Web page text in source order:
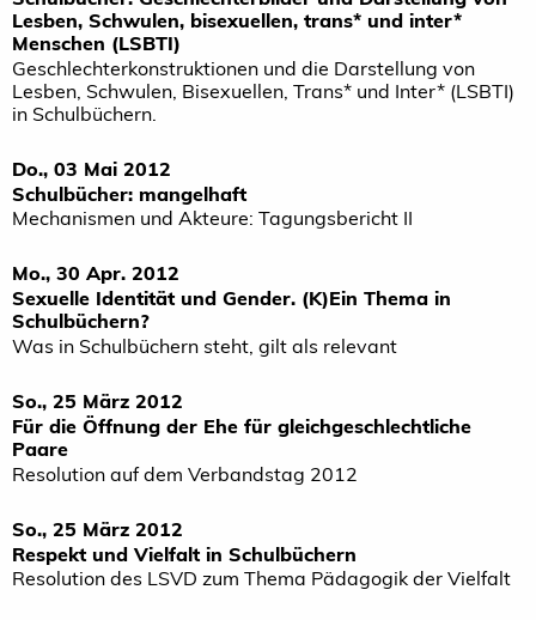
Lesben, Schwulen, bisexuellen, trans* und inter*
Menschen (LSBTI)
Geschlechterkonstruktionen und die Darstellung von
Lesben, Schwulen, Bisexuellen, Trans* und Inter* (LSBTI)
in Schulbüchern.
Do., 03 Mai 2012
Schulbücher: mangelhaft
Mechanismen und Akteure: Tagungsbericht II
Mo., 30 Apr. 2012
Sexuelle Identität und Gender. (K)Ein Thema in
Schulbüchern?
Was in Schulbüchern steht, gilt als relevant
So., 25 März 2012
Für die Öffnung der Ehe für gleichgeschlechtliche
Paare
Resolution auf dem Verbandstag 2012
So., 25 März 2012
Respekt und Vielfalt in Schulbüchern
Resolution des LSVD zum Thema Pädagogik der Vielfalt